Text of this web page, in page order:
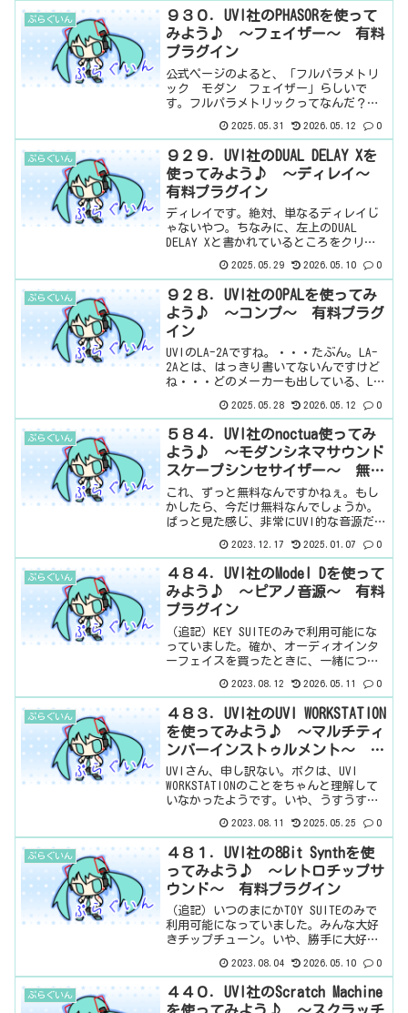
実機をモデルにしているんじゃなくて、
いろんなプレートの特性を...
ぷらぐいん
９３０．UVI社のPHASORを使って
みよう♪ ～フェイザー～ 有料
プラグイン
公式ページのよると、「フルパラメトリ
ック モダン フェイザー」らしいで
す。フルパラメトリックってなんだ？と
きるって意味っぽい。つまり、面倒くさ
いってことだ（笑）まぁ、見ていきまし
ょう。基本情報ダウンロード...
2025.05.31 2026.05.12 0
ぷらぐいん
９２９．UVI社のDUAL DELAY Xを
使ってみよう♪ ～ディレイ～
有料プラグイン
ディレイです。絶対、単なるディレイじ
ゃないやつ。ちなみに、左上のDUAL
DELAY Xと書かれているところをクリッ
んな感じ。単なるディレイが、こんなに
複雑なわけないですもんね。基本情報ダ
ウンロードはこち...
2025.05.29 2026.05.10 0
ぷらぐいん
９２８．UVI社のOPALを使ってみ
よう♪ ～コンプ～ 有料プラグ
イン
UVIのLA-2Aですね。・・・たぶん。LA-
2Aとは、はっきり書いてないんですけど
ね・・・どのメーカーも出している、LA-
を加えていますが、UVIも、もちろん、面
白い試みをしております。公式ページに
よ...
2025.05.28 2026.05.12 0
ぷらぐいん
５８４．UVI社のnoctua使ってみ
よう♪ ～モダンシネマサウンド
スケープシンセサイザー～ 無料
プラグイン
これ、ずっと無料なんですかねぇ。もし
かしたら、今だけ無料なんでしょうか。
ぱっと見た感じ、非常にUVI的な音源だな
か。そして、十分に使える。ほんとに無
料でしょうか。ちなみに、この音源を使
うには、無料のUVI...
2023.12.17 2025.01.07 0
ぷらぐいん
４８４．UVI社のModel Dを使って
みよう♪ ～ピアノ音源～ 有料
プラグイン
（追記）KEY SUITEのみで利用可能にな
っていました。確か、オーディオインタ
ーフェイスを買ったときに、一緒につい
介したくないんですよねぇ。音楽をやっ
てこなかった人間にすると、ピアノと
か、なんか、恐れ多...
2023.08.12 2026.05.11 0
ぷらぐいん
４８３．UVI社のUVI WORKSTATION
を使ってみよう♪ ～マルチティ
ンバーインストゥルメント～ 無
料プラグイン
UVIさん、申し訳ない。ボクは、UVI
WORKSTATIONのことをちゃんと理解して
いなかったようです。いや、うすうす感
WORKSTATIONはUVIのサウンドウェアを持
っていない人にとっては使い道がない
も...
2023.08.11 2025.05.25 0
ぷらぐいん
４８１．UVI社の8Bit Synthを使
ってみよう♪ ～レトロチップサ
ウンド～ 有料プラグイン
（追記）いつのまにかTOY SUITEのみで
利用可能になっていました。みんな大好
きチップチューン。いや、勝手に大好き
ぁ、がっつりじゃなくても、そういう要
素を入れたいときもありますよね。そう
いうときに、使って...
2023.08.04 2026.05.10 0
ぷらぐいん
４４０．UVI社のScratch Machine